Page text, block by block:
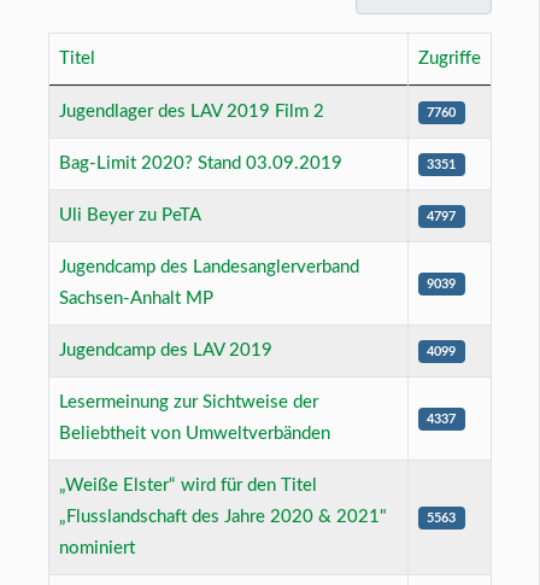
Titel Zugriffe
Jugendlager des LAV 2019 Film 2 7760
Bag-Limit 2020? Stand 03.09.2019 3351
Uli Beyer zu PeTA 4797
Jugendcamp des Landesanglerverband
Sachsen-Anhalt MP
9039
Jugendcamp des LAV 2019 4099
Lesermeinung zur Sichtweise der
Beliebtheit von Umweltverbänden
4337
„Weiße Elster“ wird für den Titel
„Flusslandschaft des Jahre 2020 & 2021"
nominiert
5563